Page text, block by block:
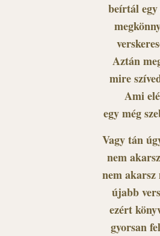
beírtál egy
Aztán
mire
Ami
egy még
Vagy tán
nem
nem
újabb
ezért
gyorsan